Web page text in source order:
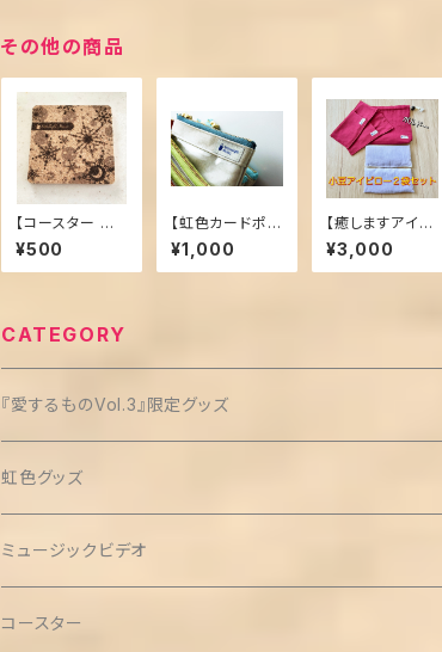
その他の商品
【コースター 角
型】【雪の結晶】
¥500
【虹色カードポー
チ】カードポーチ
¥1,000
【癒しますアイピ
ロー】 ２袋セッ
ト(十勝小豆使
用)
¥3,000
CATEGORY
『愛するものVol.3』限定グッズ
クリップ缶バッチ(3個セット)
虹色グッズ
ミュージックビデオ
コースター